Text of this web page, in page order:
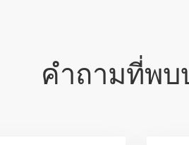
คำถามที่พบ